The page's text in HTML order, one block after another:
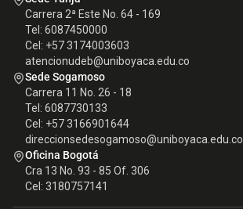
Carrera 2ª Este No. 64 - 169
Tel: 6087450000
Cel: +57 3174003603
atencionudeb@uniboyaca.edu.co
Sede Sogamoso
Carrera 11 No. 26 - 18
Tel: 6087730133
Cel: +57 3166901644
direccionsedesogamoso@uniboyaca.edu.co
Oficina Bogotá
Cra 13 No. 93 - 85 Of. 306
Cel: 3180757141